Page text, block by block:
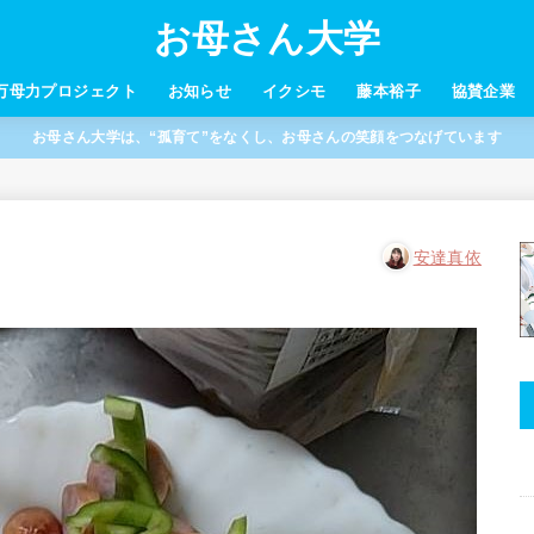
お母さん大学
母力プロジェクト お知らせ イクシモ 藤本裕子 協賛企業
お母さん大学は、“孤育て”をなくし、お母さんの笑顔をつなげています
安達真依